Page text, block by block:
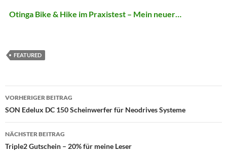
Otinga Bike & Hike im Praxistest – Mein neuer…
FEATURED
Beitragsnavigation
VORHERIGER BEITRAG
SON Edelux DC 150 Scheinwerfer für Neodrives Systeme
NÄCHSTER BEITRAG
Triple2 Gutschein – 20% für meine Leser